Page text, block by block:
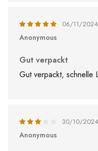
06/11/2024
Anonymous
Gut verpackt
Gut verpackt, schnelle
30/10/2024
Anonymous